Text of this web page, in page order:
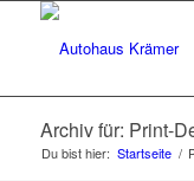
Archiv für: Print-
Du bist hier: Startseite /